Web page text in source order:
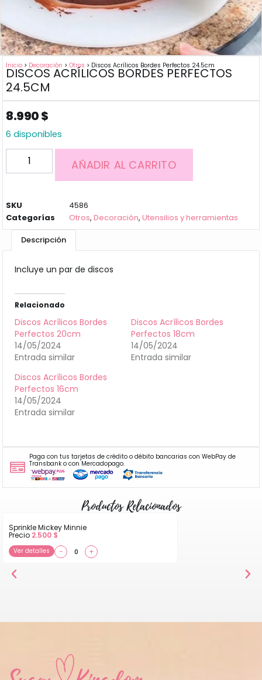
Inicio > Decoración >Otros > Discos Acrílicos Bordes Perfectos 24.5cm
DISCOS ACRÍLICOS BORDES PERFECTOS
24.5CM
8.990$
6 disponibles
AÑADIR AL CARRITO
SKU
4586
Categorías
Otros,Decoración,Utensilios y herramientas
Descripción
Incluye un par de discos
Relacionado
Discos Acrílicos Bordes
Perfectos 20cm
14/05/2024
Entrada similar
Discos Acrílicos Bordes
Perfectos 18cm
14/05/2024
Entrada similar
Discos Acrílicos Bordes
Perfectos 16cm
14/05/2024
Entrada similar
Paga con tus tarjetas de crédito o débito bancarias con WebPay de
Transbank o con Mercadopago.
Productos Relacionados
Sprinkle Mickey Minnie
Precio 2.500 $
Ver detalles − +